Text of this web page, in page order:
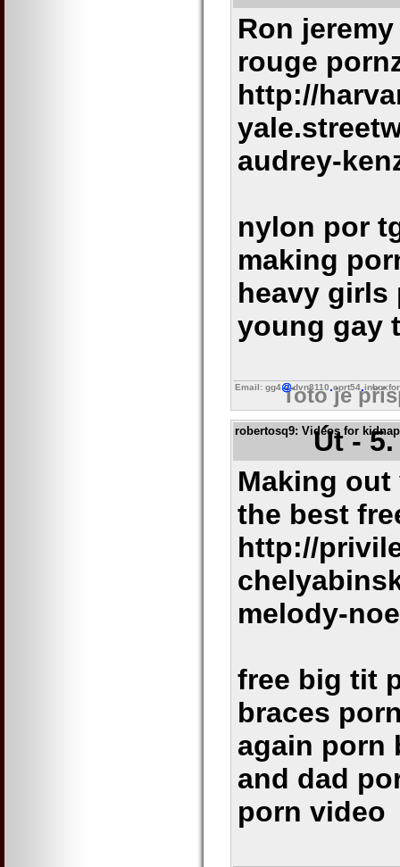
Ron
rouge
http://
audrey-
nylon por
making
heavy girls
young gay
Email: gg4 dvn8110 cprt54
Toto je
robertosq9: Videos for
Út -
Making
the best
http://
melody-
free big tit
braces
again porn
and dad
porn video